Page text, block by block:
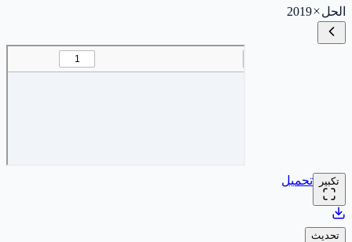
الحل
2019
تكبير تحميل
تحديث